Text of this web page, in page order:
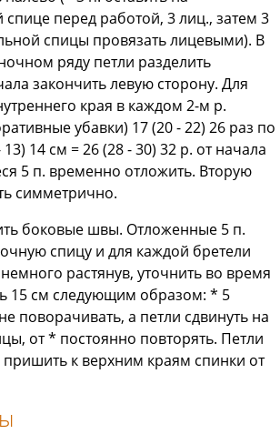
спице перед работой, 3 лиц., затем 3
спицы провязать лицевыми). В
ряду петли разделить
закончить левую сторону. Для
края в каждом 2-м р.
убавки) 17 (20 - 22) 26 раз по
14 см = 26 (28 - 30) 32 р. от начала
5 п. временно отложить. Вторую
симметрично.
боковые швы. Отложенные 5 п.
спицу и для каждой бретели
растянув, уточнить во время
15 см следующим образом: * 5
поворачивать, а петли сдвинуть на
от * постоянно повторять. Петли
пришить к верхним краям спинки от